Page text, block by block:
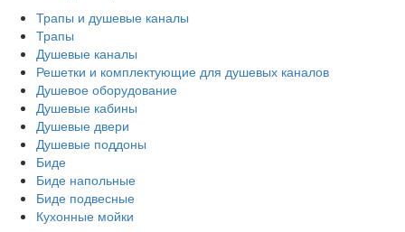
Трапы и душевые каналы
Трапы
Душевые каналы
Решетки и комплектующие для душевых каналов
Душевое оборудование
Душевые кабины
Душевые двери
Душевые поддоны
Биде
Биде напольные
Биде подвесные
Кухонные мойки